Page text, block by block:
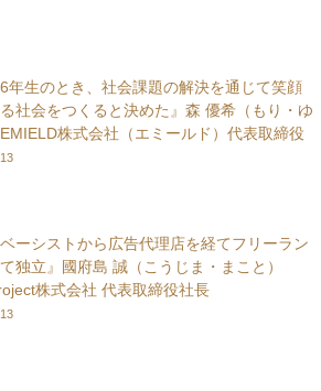
6年生のとき、社会課題の解決を通じて笑顔
社会をつくると決めた』森 優希（もり・ゆ
株式会社（エミールド）代表取締役
ベーシストから広告代理店を経てフリーラン
独立』國府島 誠（こうじま・まこと）
株式会社 代表取締役社長